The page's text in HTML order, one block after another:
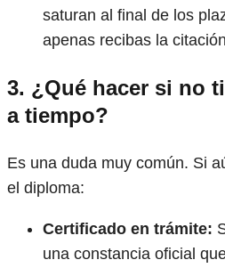
saturan al final de los
apenas recibas la
3. ¿Qué hacer si no
a tiempo?
Es una duda muy común. Si
el diploma:
Certificado en trámite:
una constancia oficial